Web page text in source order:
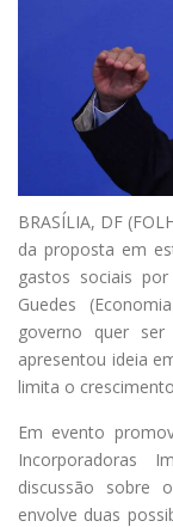
BRASÍLIA, DF
da proposta em
gastos sociais
Guedes
governo quer
apresentou ideia
limita o
Em evento
Incorporadoras
discussão sobre
envolve duas